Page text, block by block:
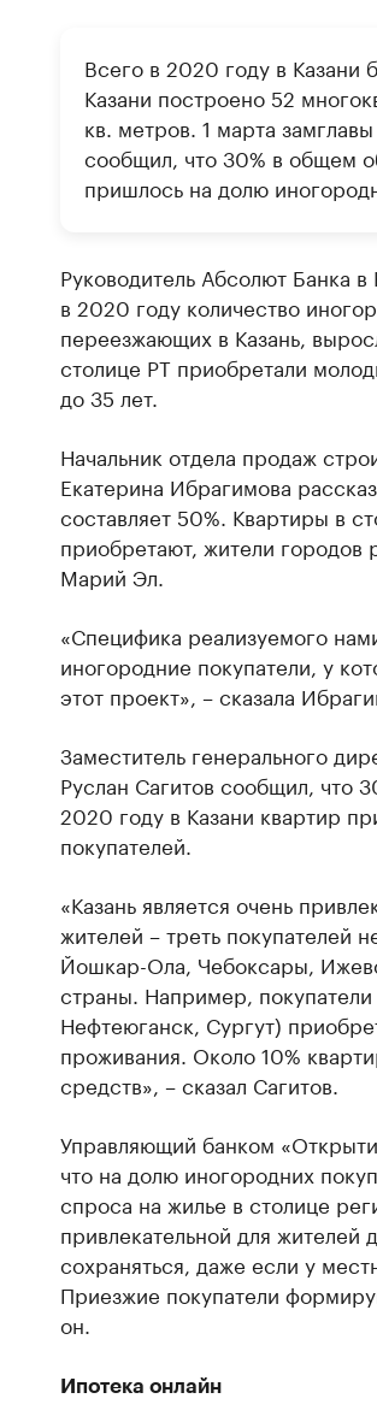
Всего в 2020 году в
Казани построено 52
кв. метров. 1 марта
сообщил, что 30% в общем
пришлось на долю
Руководитель Абсолют Банка
в 2020 году количество
переезжающих в Казань,
столице РТ приобретали
до 35 лет.
Начальник отдела продаж
Екатерина Ибрагимова
составляет 50%. Квартиры в
приобретают, жители городов
Марий Эл.
«Специфика реализуемого
иногородние покупатели, у
этот проект», – сказала
Заместитель генерального
Руслан Сагитов сообщил, что
2020 году в Казани квартир
покупателей.
«Казань является очень
жителей – треть покупателей
Йошкар-Ола, Чебоксары,
страны. Например,
Нефтеюганск, Сургут)
проживания. Около 10%
средств», – сказал Сагитов.
Управляющий банком
что на долю иногородних
спроса на жилье в столице
привлекательной для жителей
сохраняться, даже если у
Приезжие покупатели
он.
Ипотека онлайн